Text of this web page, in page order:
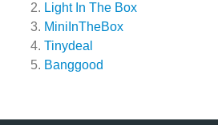
Light In The Box
MiniInTheBox
Tinydeal
Banggood